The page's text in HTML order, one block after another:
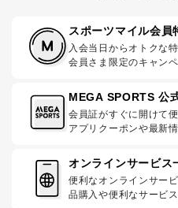
スポーツマイル会員
入会当日からオトクな
会員さま限定のキャン
MEGA SPORTS 公
会員証がすぐに開けて便
アプリクーポンや最新
オンラインサービス
便利なオンラインサー
品購入や便利なサービ